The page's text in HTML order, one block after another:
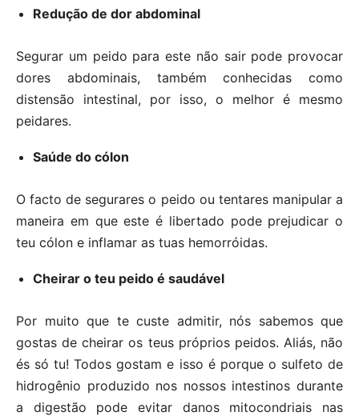
Redução de dor abdominal
Segurar um peido para este não sair pode provocar
dores abdominais, também conhecidas como
distensão intestinal, por isso, o melhor é mesmo
peidares.
Saúde do cólon
O facto de segurares o peido ou tentares manipular a
maneira em que este é libertado pode prejudicar o
teu cólon e inflamar as tuas hemorróidas.
Cheirar o teu peido é saudável
Por muito que te custe admitir, nós sabemos que
gostas de cheirar os teus próprios peidos. Aliás, não
és só tu! Todos gostam e isso é porque o sulfeto de
hidrogênio produzido nos nossos intestinos durante
a digestão pode evitar danos mitocondriais nas